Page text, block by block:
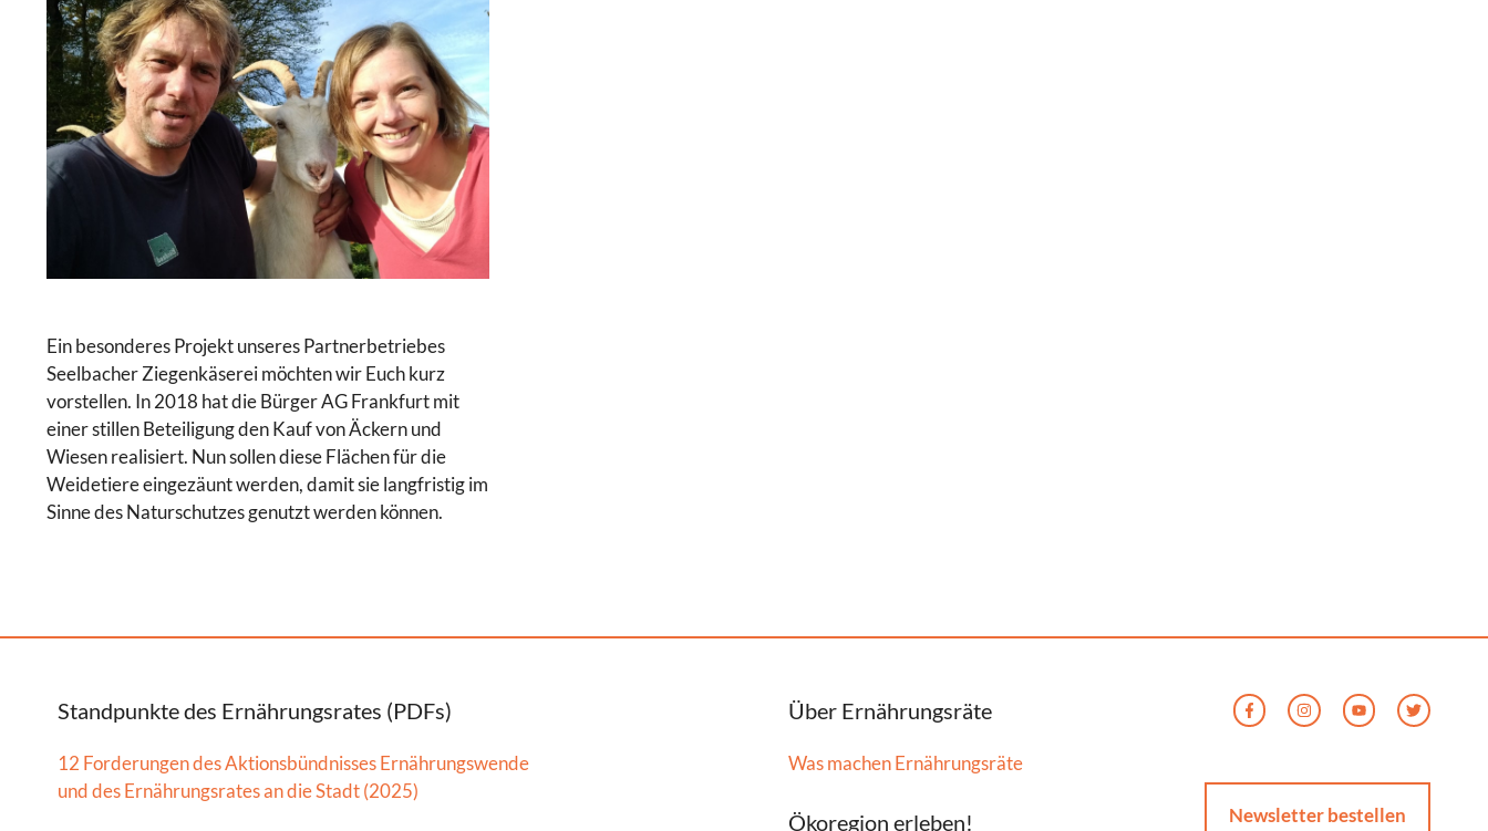
Ein besonderes Projekt unseres Partnerbetriebes
Seelbacher Ziegenkäserei möchten wir Euch kurz
vorstellen. In 2018 hat die Bürger AG Frankfurt mit
einer stillen Beteiligung den Kauf von Äckern und
Wiesen realisiert. Nun sollen diese Flächen für die
Weidetiere eingezäunt werden, damit sie langfristig im
Sinne des Naturschutzes genutzt werden können.
Standpunkte des Ernährungsrates (PDFs)
12 Forderungen des Aktionsbündnisses Ernährungswende
und des Ernährungsrates an die Stadt (2025)
Über Ernährungsräte
Was machen Ernährungsräte
Ökoregion erleben! Newsletter bestellen